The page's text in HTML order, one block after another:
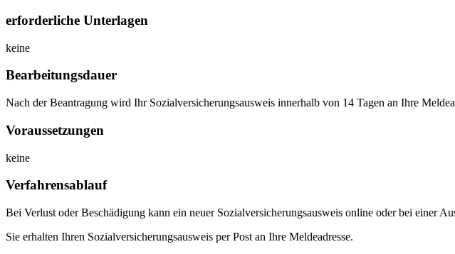
erforderliche Unterlagen
keine
Bearbeitungsdauer
Nach der Beantragung wird Ihr Sozialversicherungsausweis innerhalb von 14 Tagen an Ihre
Voraussetzungen
keine
Verfahrensablauf
Bei Verlust oder Beschädigung kann ein neuer Sozialversicherungsausweis online oder bei einer
Sie erhalten Ihren Sozialversicherungsausweis per Post an Ihre Meldeadresse.